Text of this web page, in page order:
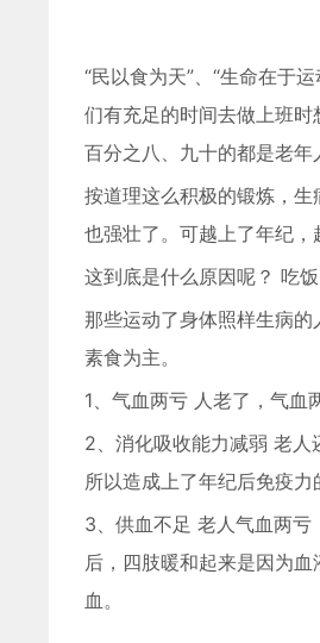
“民以食为天”、“生命在于
们有充足的时间去做上班
百分之八、九十的都是老年
按道理这么积极的锻炼，
也强壮了。可越上了年纪，
这到底是什么原因呢？ 吃饭
那些运动了身体照样生病
素食为主。
1、气血两亏 人老了，气血
2、消化吸收能力减弱 老人
所以造成上了年纪后免疫力
3、供血不足 老人气血两
后，四肢暖和起来是因为
血。